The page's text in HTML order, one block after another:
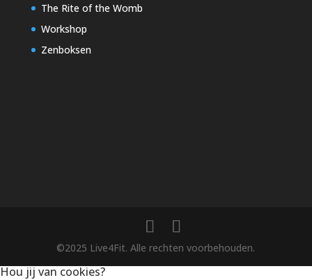
The Rite of the Womb
Workshop
Zenboksen
©2025 Live4Fit. Alle rechten voorbehouden.
Hou jij van cookies?